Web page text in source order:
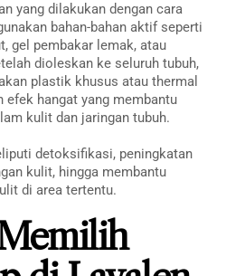
yang dilakukan dengan cara
bahan-bahan aktif seperti
gel pembakar lemak, atau
dioleskan ke seluruh tubuh,
plastik khusus atau thermal
efek hangat yang membantu
kulit dan jaringan tubuh.
detoksifikasi, peningkatan
kulit, hingga membantu
di area tertentu.